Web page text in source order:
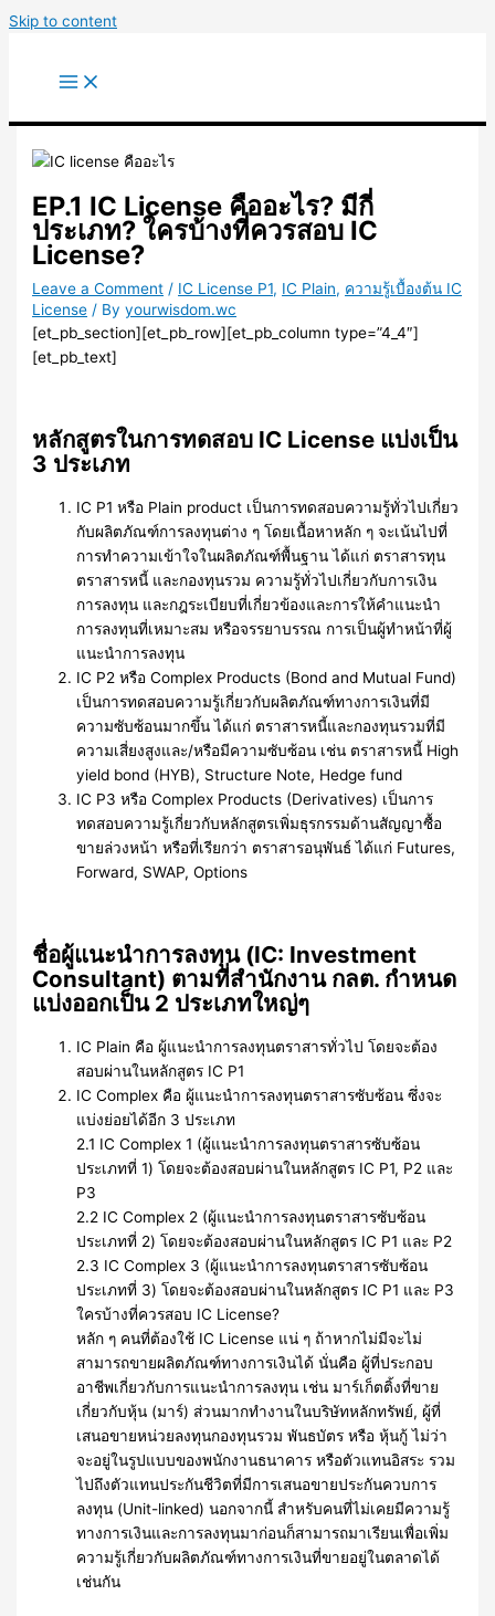
Skip to content
EP.1 IC License คืออะไร? มีกี่
ประเภท? ใครบ้างที่ควรสอบ IC
License?
Leave a Comment / IC License P1, IC Plain, ความรู้เบื้องต้น IC
License / Byyourwisdom.wc
[et_pb_section][et_pb_row][et_pb_column type=”4_4″]
[et_pb_text]
หลักสูตรในการทดสอบ IC License แบ่งเป็น
3 ประเภท
IC P1 หรือ Plain product เป็นการทดสอบความรู้ทั่วไปเกี่ยว
กับผลิตภัณฑ์การลงทุนต่าง ๆ โดยเนื้อหาหลัก ๆ จะเน้นไปที่
การทำความเข้าใจในผลิตภัณฑ์พื้นฐาน ได้แก่ ตราสารทุน
ตราสารหนี้ และกองทุนรวม ความรู้ทั่วไปเกี่ยวกับการเงิน
การลงทุน และกฎระเบียบที่เกี่ยวข้องและการให้คำแนะนำ
การลงทุนที่เหมาะสม หรือจรรยาบรรณ การเป็นผู้ทำหน้าที่ผู้
แนะนำการลงทุน
IC P2 หรือ Complex Products (Bond and Mutual Fund)
เป็นการทดสอบความรู้เกี่ยวกับผลิตภัณฑ์ทางการเงินที่มี
ความซับซ้อนมากขึ้น ได้แก่ ตราสารหนี้และกองทุนรวมที่มี
ความเสี่ยงสูงและ/หรือมีความซับซ้อน เช่น ตราสารหนี้ High
yield bond (HYB), Structure Note, Hedge fund
IC P3 หรือ Complex Products (Derivatives) เป็นการ
ทดสอบความรู้เกี่ยวกับหลักสูตรเพิ่มธุรกรรมด้านสัญญาซื้อ
ขายล่วงหน้า หรือที่เรียกว่า ตราสารอนุพันธ์ ได้แก่ Futures,
Forward, SWAP, Options
ชื่อผู้แนะนำการลงทุน (IC: Investment
Consultant) ตามที่สำนักงาน กลต. กำหนด
แบ่งออกเป็น 2 ประเภทใหญ่ๆ
IC Plain คือ ผู้แนะนำการลงทุนตราสารทั่วไป โดยจะต้อง
สอบผ่านในหลักสูตร IC P1
IC Complex คือ ผู้แนะนำการลงทุนตราสารซับซ้อน ซึ่งจะ
แบ่งย่อยได้อีก 3 ประเภท
2.1 IC Complex 1 (ผู้แนะนำการลงทุนตราสารซับซ้อน
ประเภทที่ 1) โดยจะต้องสอบผ่านในหลักสูตร IC P1, P2 และ
P3
2.2 IC Complex 2 (ผู้แนะนำการลงทุนตราสารซับซ้อน
ประเภทที่ 2) โดยจะต้องสอบผ่านในหลักสูตร IC P1 และ P2
2.3 IC Complex 3 (ผู้แนะนำการลงทุนตราสารซับซ้อน
ประเภทที่ 3) โดยจะต้องสอบผ่านในหลักสูตร IC P1 และ P3
ใครบ้างที่ควรสอบ IC License?
หลัก ๆ คนที่ต้องใช้ IC License แน่ ๆ ถ้าหากไม่มีจะไม่
สามารถขายผลิตภัณฑ์ทางการเงินได้ นั่นคือ ผู้ที่ประกอบ
อาชีพเกี่ยวกับการแนะนำการลงทุน เช่น มาร์เก็ตติ้งที่ขาย
เกี่ยวกับหุ้น (มาร์) ส่วนมากทำงานในบริษัทหลักทรัพย์, ผู้ที่
เสนอขายหน่วยลงทุนกองทุนรวม พันธบัตร หรือ หุ้นกู้ ไม่ว่า
จะอยู่ในรูปแบบของพนักงานธนาคาร หรือตัวแทนอิสระ รวม
ไปถึงตัวแทนประกันชีวิตที่มีการเสนอขายประกันควบการ
ลงทุน (Unit-linked) นอกจากนี้ สำหรับคนที่ไม่เคยมีความรู้
ทางการเงินและการลงทุนมาก่อนก็สามารถมาเรียนเพื่อเพิ่ม
ความรู้เกี่ยวกับผลิตภัณฑ์ทางการเงินที่ขายอยู่ในตลาดได้
เช่นกัน